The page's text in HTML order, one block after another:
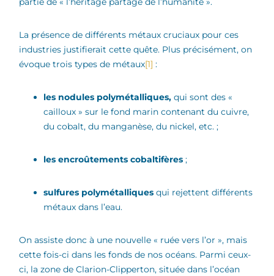
La présence de différents métaux cruciaux pour ces
industries justifierait cette quête. Plus précisément, on
évoque trois types de métaux[1] :
les nodules polymétalliques, qui sont des «
cailloux » sur le fond marin contenant du cuivre,
du cobalt, du manganèse, du nickel, etc. ;
les encroûtements cobaltifères ;
sulfures polymétalliques qui rejettent différents
métaux dans l’eau.
On assiste donc à une nouvelle « ruée vers l’or », mais
cette fois-ci dans les fonds de nos océans. Parmi ceux-
ci, la zone de Clarion-Clipperton, située dans l’océan